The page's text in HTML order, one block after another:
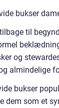
bukser
til
og
almindelige
bukser
dem som et